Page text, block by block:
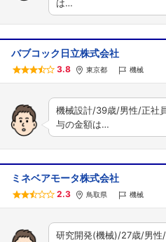
は…
バブコック日立株式会社
3.8 東京都 機械
機械設計/39歳/男性/正社
与の金額は…
ミネベアモータ株式会社
2.3 鳥取県 機械
研究開発(機械)/27歳/男性